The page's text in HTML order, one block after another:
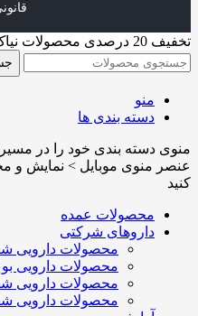
تخفیف 20 درصدی محصولات نیاک!
منو
دسته بندی ها
منوی دسته بندی خود را در
عنصر منوی موبایل > نمایش و
کنید
محصولات عمده
داروهای شرکتی
محصولات دارویی
محصولات دارویی
محصولات دارویی
محصولات دارویی